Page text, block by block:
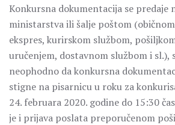
Konkursna dokumentacija se predaje
ministarstva ili šalje poštom
ekspres, kurirskom službom,
uručenjem, dostavnom službom i sl.),
neophodno da konkursna
stigne na pisarnicu u roku za
24. februara 2020. godine do 15:30
je i prijava poslata preporučenom